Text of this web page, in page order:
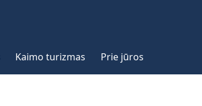
Kaimo turizmas Prie jūros